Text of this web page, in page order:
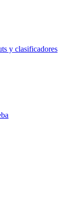
y clasificadores